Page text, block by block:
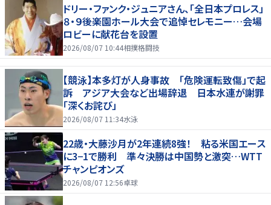
ドリー・ファンク・ジュニアさん、「全日本プロレス」
８・９後楽園ホール大会で追悼セレモニー…会場
ロビーに献花台を設置
2026/08/07 10:44相撲格闘技
【競泳】本多灯が人身事故 「危険運転致傷」で起
訴 アジア大会など出場辞退 日本水連が謝罪
「深くお詫び」
2026/08/07 11:34水泳
22歳・大藤沙月が2年連続8強！ 粘る米国エース
に3−1で勝利 準々決勝は中国勢と激突…WTT
チャンピオンズ
2026/08/07 12:56卓球